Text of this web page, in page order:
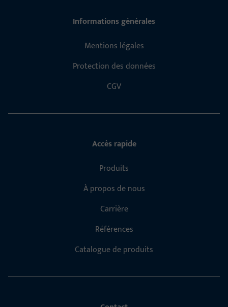
Informations générales
Mentions légales
Protection des données
CGV
Accès rapide
Produits
À propos de nous
Carrière
Références
Catalogue de produits